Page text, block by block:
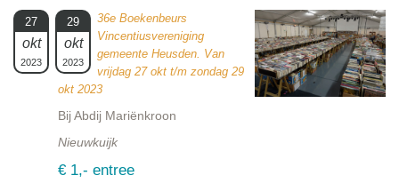
27
okt
2023
29
okt
2023
36e Boekenbeurs
Vincentiusvereniging
gemeente Heusden. Van
vrijdag 27 okt t/m zondag 29
okt 2023
Bij Abdij Mariënkroon
Nieuwkuijk
€ 1,- entree